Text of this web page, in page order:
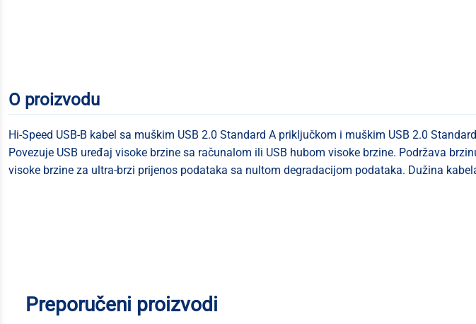
O proizvodu
Hi-Speed USB-B kabel sa muškim USB 2.0 Standard A priključkom i muškim USB 2.0
Povezuje USB uređaj visoke brzine sa računalom ili USB hubom visoke brzine. Podržava
visoke brzine za ultra-brzi prijenos podataka sa nultom degradacijom podataka. Dužina
Preporučeni proizvodi